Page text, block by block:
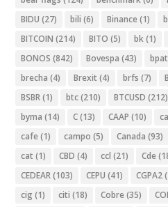
BIDU (27) bili (6) Binance (1)
BITCOIN (214) BITO (5) bk(1)
BONOS (842) Bovespa (43) bpat
brecha (4) Brexit (4) brfs (7)
BSBR(1) btc(210) BTCUSD (212)
byma (14) C(13) CAAP (10)
cafe (1) campo (5) Canada (93)
cat (1) CBD (4) ccl (21) Cde
CEDEAR(103) CEPU (41) CGPA2
cig (1) citi (18) Cobre (35)